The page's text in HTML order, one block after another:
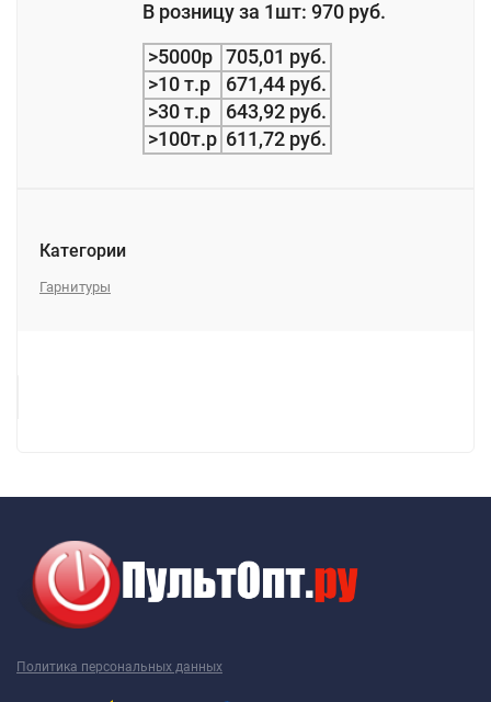
В розницу за 1шт: 970 руб.
>5000р 705,01 руб.
>10 т.р
671,44 руб.
>30 т.р
643,92 руб.
>100т.р 611,72 руб.
Категории
Гарнитуры
Политика персональных данных